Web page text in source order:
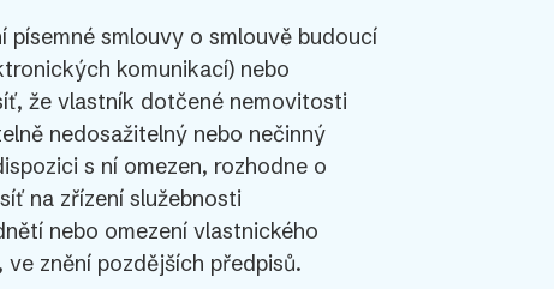
smlouvy o smlouvě budoucí
komunikací) nebo
že vlastník dotčené nemovitosti
nedosažitelný nebo nečinný
s ní omezen, rozhodne o
na zřízení služebnosti
nebo omezení vlastnického
znění pozdějších předpisů.